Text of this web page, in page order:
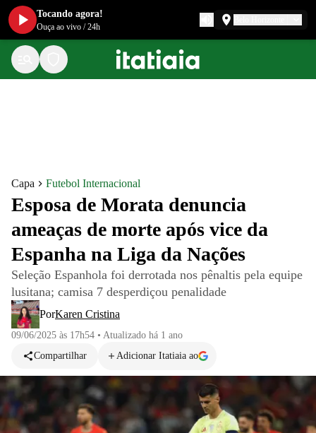
Capa Futebol Internacional
Esposa de Morata denuncia
ameaças de morte após vice da
Espanha na Liga da Nações
Seleção Espanhola foi derrotada nos pênaltis pela equipe
lusitana; camisa 7 desperdiçou penalidade
PorKaren Cristina
09/06/2025 às 17h54 • Atualizado há 1 ano
Compartilhar
Adicionar Itatiaia ao
Tocando agora!
Ouça ao vivo /24h